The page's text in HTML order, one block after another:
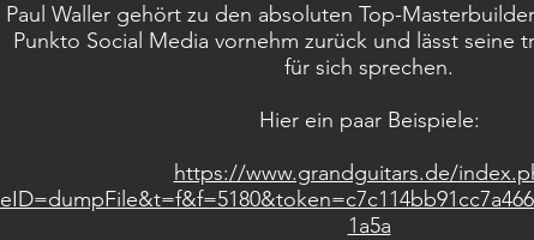
Paul Waller gehört zu den absoluten Top-
Punkto Social Media vornehm zurück und lässt seine
für sich sprechen.
Hier ein paar Beispiele:
https://www.grandguitars.de/
1a5a